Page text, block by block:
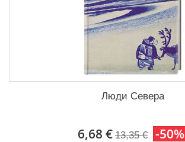
Люди Севера
6,68 € 13,35 € -50%